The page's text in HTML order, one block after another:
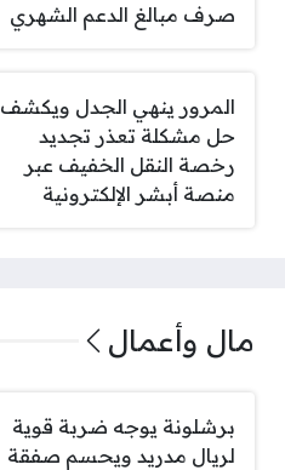
صرف مبالغ الدعم الشهري
المرور ينهي الجدل ويكشف
حل مشكلة تعذر تجديد
رخصة النقل الخفيف عبر
منصة أبشر الإلكترونية
مال وأعمال
برشلونة يوجه ضربة قوية
لريال مدريد ويحسم صفقة